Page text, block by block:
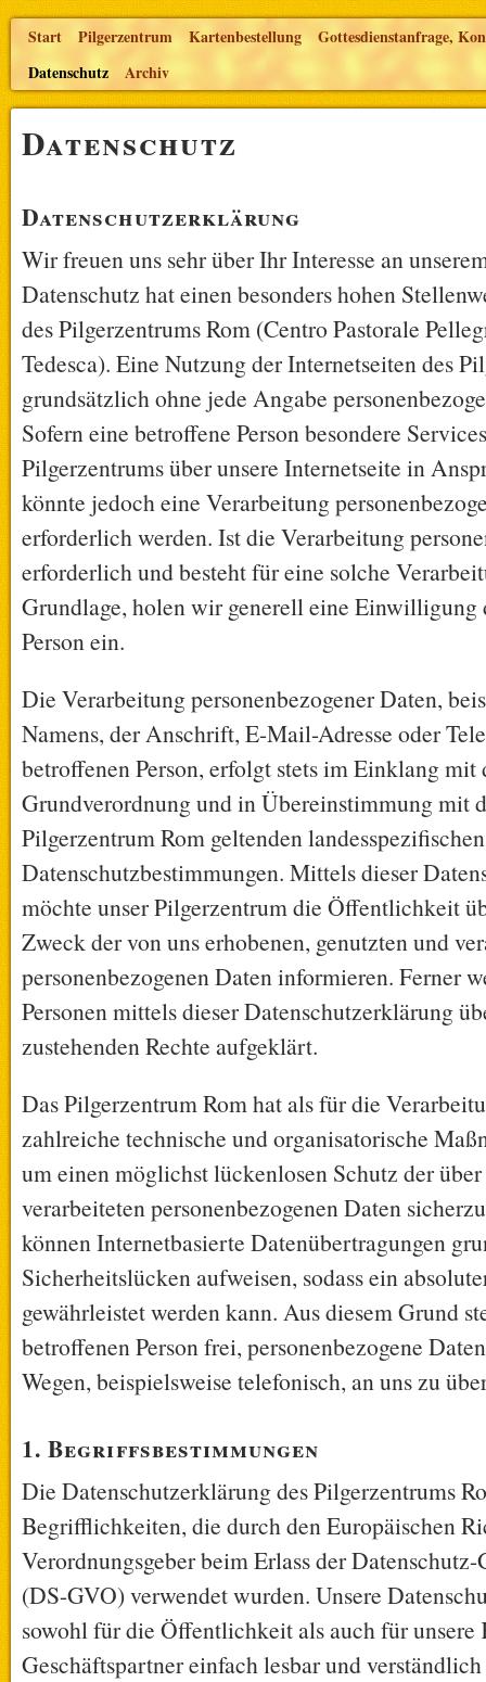
Start Pilgerzentrum Kartenbestellung
Gottesdienstanfrage,
Datenschutz
Archiv
Datenschutz
Datenschutzerklärung
Wir freuen uns sehr über Ihr Interesse an
Datenschutz hat einen besonders hohen
des Pilgerzentrums Rom (Centro Pastorale
Tedesca). Eine Nutzung der Internetseiten des
grundsätzlich ohne jede Angabe
Sofern eine betroffene Person besondere
Pilgerzentrums über unsere Internetseite in
könnte jedoch eine Verarbeitung
erforderlich werden. Ist die Verarbeitung
erforderlich und besteht für eine solche
Grundlage, holen wir generell eine Einwilligung
Person ein.
Die Verarbeitung personenbezogener Daten,
Namens, der Anschrift, E-Mail-Adresse oder
betroffenen Person, erfolgt stets im Einklang mit
Grundverordnung und in Übereinstimmung mit
Pilgerzentrum Rom geltenden landesspezifischen
Datenschutzbestimmungen. Mittels dieser
möchte unser Pilgerzentrum die Öffentlichkeit
Zweck der von uns erhobenen, genutzten und
personenbezogenen Daten informieren. Ferner
Personen mittels dieser Datenschutzerklärung
zustehenden Rechte aufgeklärt.
Das Pilgerzentrum Rom hat als für die
zahlreiche technische und organisatorische
um einen möglichst lückenlosen Schutz der
verarbeiteten personenbezogenen Daten
können Internetbasierte Datenübertragungen
Sicherheitslücken aufweisen, sodass ein
gewährleistet werden kann. Aus diesem Grund
betroffenen Person frei, personenbezogene
Wegen, beispielsweise telefonisch, an uns zu
1. Begriffsbestimmungen
Die Datenschutzerklärung des Pilgerzentrums
Begrifflichkeiten, die durch den Europäischen
Verordnungsgeber beim Erlass der
(DS-GVO) verwendet wurden. Unsere
sowohl für die Öffentlichkeit als auch für unsere
Geschäftspartner einfach lesbar und